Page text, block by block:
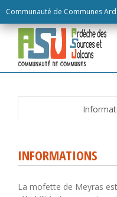
Communauté de Communes
to
content
INFORMATIONS
La mofette de Meyras